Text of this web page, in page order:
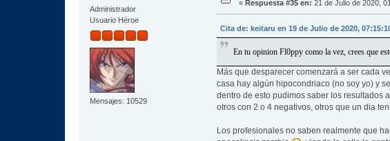
Administrador
Usuario Héroe
Mensajes: 10529
« Respuesta #35 en: 21 de Julio de 2020,
Cita de: keitaru en 19 de Julio de 2020,
En tu opinion Fl0ppy como la vez, crees que
Más que desparecer comenzará a ser cada
casa hay algún hipocondriaco (no soy yo) y
dentro de esto pudimos saber los resultados
otros con 2 o 4 negativos, otros que un dia
Los profesionales no saben realmente que